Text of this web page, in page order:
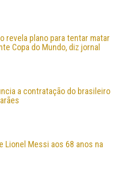
revela plano para tentar matar
Copa do Mundo, diz jornal
a contratação do brasileiro
Lionel Messi aos 68 anos na